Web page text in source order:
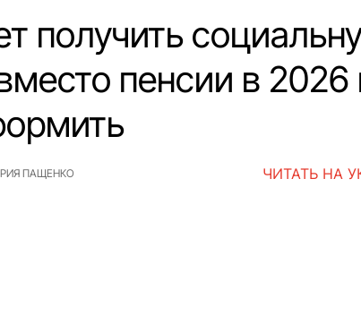
получить
пенсии в 2026
ПАЩЕНКО ЧИТАТЬ НА